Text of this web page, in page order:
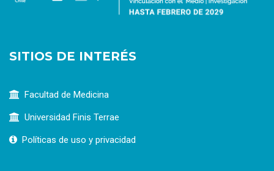
SITIOS DE INTERÉS
Facultad de Medicina
Universidad Finis Terrae
Políticas de uso y privacidad